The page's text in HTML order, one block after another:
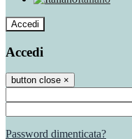
Accedi
Accedi
button close ×
Password dimenticata?